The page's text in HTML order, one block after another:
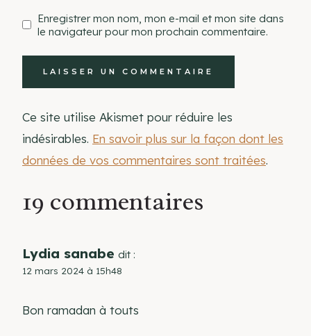
Enregistrer mon nom, mon e-mail et mon site dans
le navigateur pour mon prochain commentaire.
Ce site utilise Akismet pour réduire les
indésirables. En savoir plus sur la façon dont les
données de vos commentaires sont traitées.
19 commentaires
Lydia sanabe dit :
12 mars 2024 à 15h48
Bon ramadan à touts